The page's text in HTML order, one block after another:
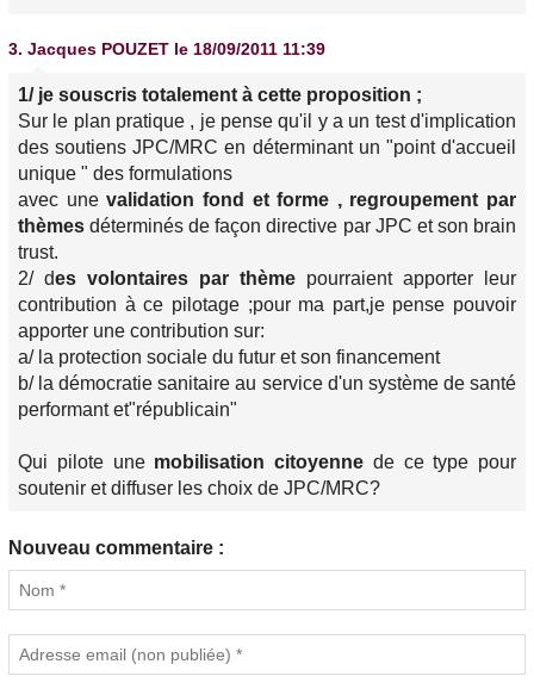
3. Jacques POUZET le 18/09/2011 11:39
1/ je souscris totalement à cette proposition ;
Sur le plan pratique , je pense qu'il y a un test d'implication
des soutiens JPC/MRC en déterminant un "point d'accueil
unique " des formulations
avec unevalidation fond et forme , regroupement par
thèmes déterminés de façon directive par JPC et son brain
trust.
2/ des volontaires par thème pourraient apporter leur
contribution à ce pilotage ;pour ma part,je pense pouvoir
apporter une contribution sur:
a/ la protection sociale du futur et son financement
b/ la démocratie sanitaire au service d'un système de santé
performant et"républicain"
Qui pilote une mobilisation citoyenne de ce type pour
soutenir et diffuser les choix de JPC/MRC?
Nouveau commentaire :